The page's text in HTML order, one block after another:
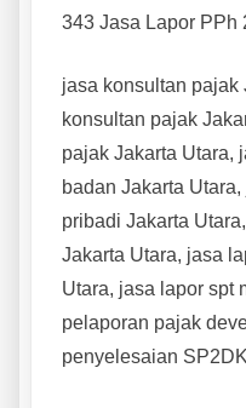
343 Jasa Lapor PPh
jasa konsultan pajak
konsultan pajak
pajak Jakarta Utara,
badan Jakarta
pribadi Jakarta
Jakarta Utara, jasa
Utara, jasa lapor spt
pelaporan pajak
penyelesaian